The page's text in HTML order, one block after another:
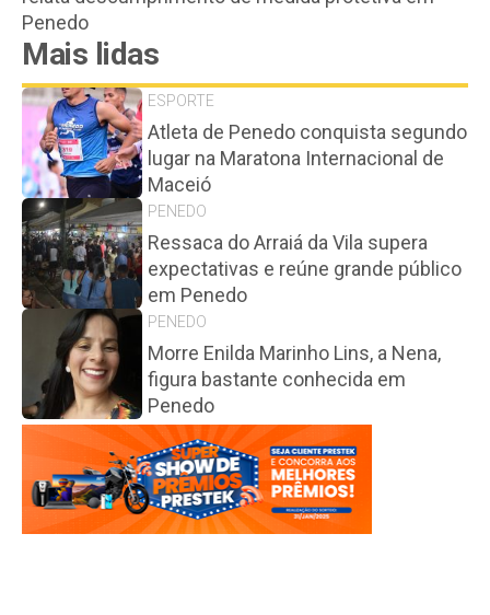
Penedo
Mais lidas
ESPORTE
Atleta de Penedo conquista segundo
lugar na Maratona Internacional de
Maceió
PENEDO
Ressaca do Arraiá da Vila supera
expectativas e reúne grande público
em Penedo
PENEDO
Morre Enilda Marinho Lins, a Nena,
figura bastante conhecida em
Penedo